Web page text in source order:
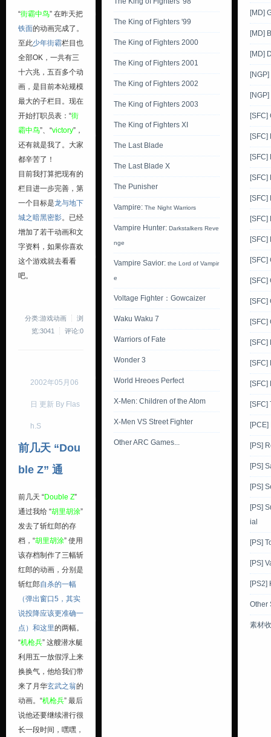
“街霸中鸟” 在昨天把
铁面的动画完成了。
至此少年街霸栏目也
全部OK，一共有三
十六兆，五百多个动
画，是目前本站规模
最大的子栏目。现在
开始打职员表：“街
霸中鸟”、“victory”，
还有就是我了。大家
都辛苦了！
目前我打算把现有的
栏目进一步完善，第
一个目标是龙与地下
城之暗黑密影。已经
增加了若干动画和文
字资料，如果你喜欢
这个游戏就去看看
吧。
分类:游戏动画
浏
览:3041
评论:0
2002年05月06
日 更新 By Flas
h.S
前几天 “Dou
ble Z” 通
前几天 “Double Z”
通过我给 “胡里胡涂”
发去了斩红郎的存
档，“胡里胡涂” 使用
该存档制作了三幅斩
红郎的动画，分别是
斩红郎自杀的一幅
（弹出窗口5，其实
说投降应该更准确一
点）和这里的两幅。
“机枪兵” 这艘潜水艇
利用五一放假浮上来
换换气，他给我们带
来了月华玄武之翁的
动画。“机枪兵” 最后
说他还要继续潜行很
长一段时间，嘿嘿，
The King of Fighters '99
The King of Fighters 2000
The King of Fighters 2001
The King of Fighters 2002
The King of Fighters 2003
The King of Fighters XI
The Last Blade
The Last Blade X
The Punisher
Vampire: The Night Warriors
Vampire Hunter: Darkstalkers Reve
nge
Vampire Savior: the Lord of Vampir
e
Voltage Fighter：Gowcaizer
Waku Waku 7
Warriors of Fate
Wonder 3
World Hreoes Perfect
X-Men: Children of the Atom
X-Men VS Street Fighter
Other ARC Games...
[MD]
[MD]
[MD]
[SFC]
[SFC]
[SFC]
[SFC]
[SFC]
[PS]
[PS]
[PS]
[PS]
ial
[PS]
[PS]
[PS2]
Other
素材